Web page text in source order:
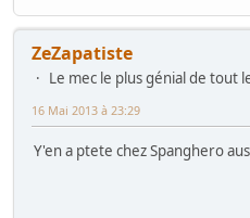
ZeZapatiste
Le mec le plus génial de tout
16 Mai 2013 à 23:29
Y'en a ptete chez Spanghero